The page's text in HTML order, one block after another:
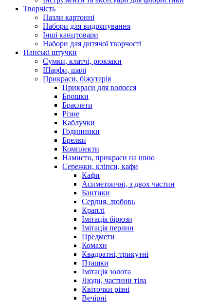
Творчість
Пазли картонні
Набори для видряпування
Інші канцтовари
Набори для дитячої творчості
Панські штучки
Сумки, клатчі, рюкзаки
Шарфи, шалі
Прикраси, біжутерія
Прикраси для волосся
Брошки
Браслети
Різне
Каблучки
Годинники
Брелки
Комплекти
Намисто, прикраси на шию
Сережки, кліпси, кафи
Кафи
Асиметричні, з двох частин
Бантики
Сердця, любовь
Краплі
Імітація бірюзи
Імітація перлин
Предмети
Комахи
Квадратні, трикутні
Пташки
Імітація золота
Люди, частини тіла
Квіточки різні
Вечірні